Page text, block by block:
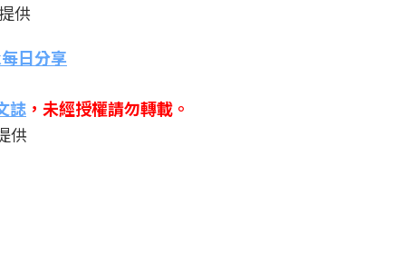
供
日分享
誌 ，未經授權請勿轉載。
供